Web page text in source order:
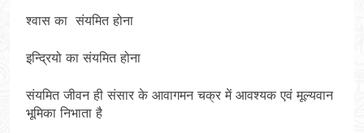
श्वास का संयमित होना
इन्द्रियो का संयमित होना
संयमित जीवन ही संसार के आवागमन चक्र में आवश्यक एवं मूल्यवान
भूमिका निभाता है